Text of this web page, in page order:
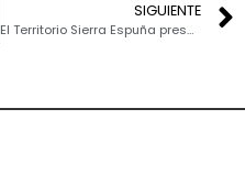
SIGUIENTE
El Territorio Sierra Espuña presenta la VI edición del ECOS Festival Internacional de Música Antigua junto a la Universidad de Murcia